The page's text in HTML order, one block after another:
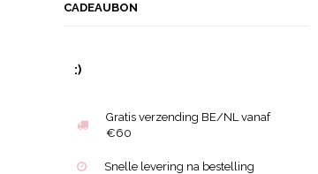
CADEAUBON
:)
Gratis verzending BE/NL vanaf
€60
Snelle levering na bestelling